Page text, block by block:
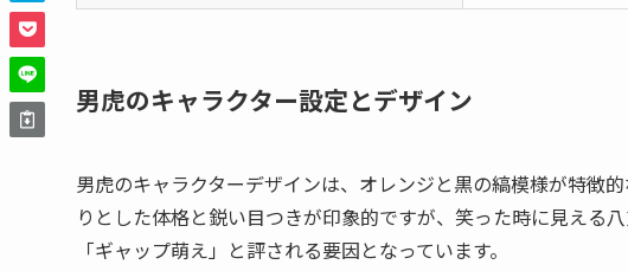
男虎のキャラクター設定とデザイン
男虎のキャラクターデザインは、オレンジと黒の縞模様が特徴
りとした体格と鋭い目つきが印象的ですが、笑った時に見える
「ギャップ萌え」と評される要因となっています。